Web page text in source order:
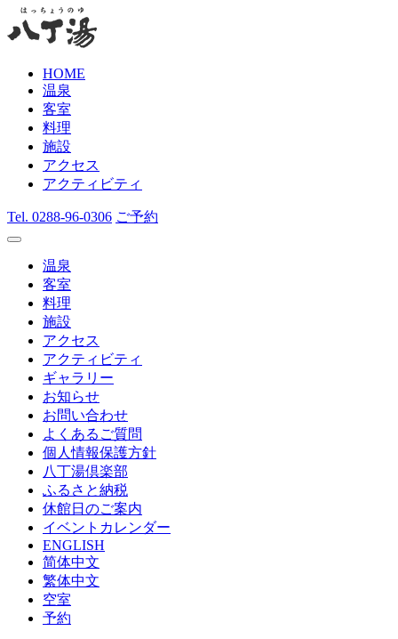
HOME
温泉
客室
料理
施設
アクセス
アクティビティ
Tel. 0288-96-0306 ご予約
温泉
客室
料理
施設
アクセス
アクティビティ
ギャラリー
お知らせ
お問い合わせ
よくあるご質問
個人情報保護方針
八丁湯倶楽部
ふるさと納税
休館日のご案内
イベントカレンダー
ENGLISH
简体中文
繁体中文
空室
予約